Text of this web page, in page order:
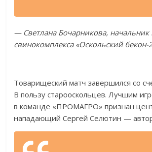
— Светлана Бочарникова,
свинокомплекса «Оскольский бекон-
Товарищеский матч завершился со
В пользу старооскольцев. Лучшим
в команде «ПРОМАГРО» признан
нападающий Сергей Селютин —